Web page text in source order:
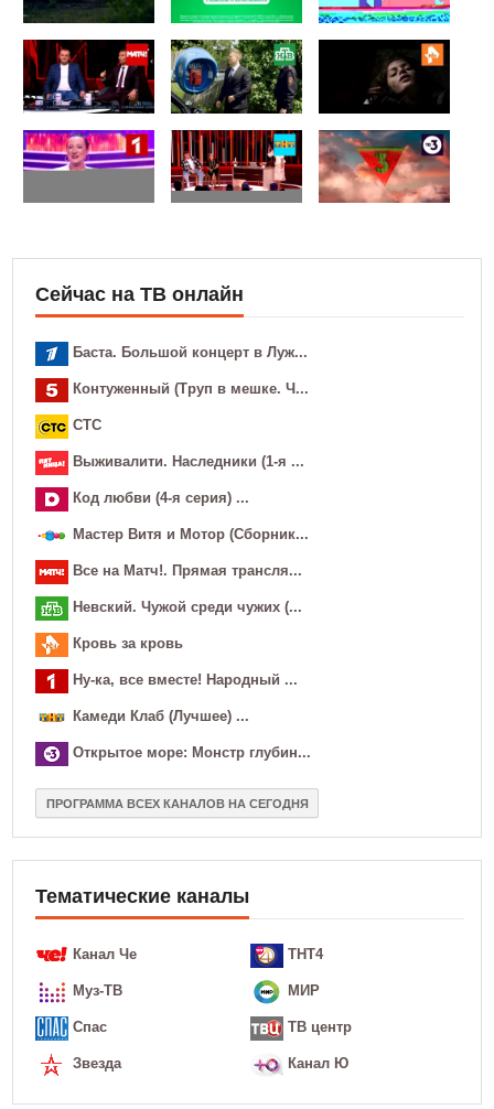
Сейчас на ТВ онлайн
Баста. Большой концерт в Луж...
Контуженный (Труп в мешке. Ч...
СТС
Выживалити. Наследники (1-я ...
Код любви (4-я серия) ...
Мастер Витя и Мотор (Сборник...
Все на Матч!. Прямая трансля...
Невский. Чужой среди чужих (...
Кровь за кровь
Ну-ка, все вместе! Народный ...
Камеди Клаб (Лучшее) ...
Открытое море: Монстр глубин...
ПРОГРАММА ВСЕХ КАНАЛОВ НА СЕГОДНЯ
Тематические каналы
Канал Че
Муз-ТВ
Спас
Звезда
ТНТ4
МИР
ТВ центр
Канал Ю